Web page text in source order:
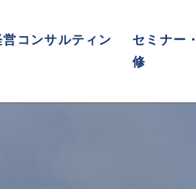
コンサルティン
セミナー
修